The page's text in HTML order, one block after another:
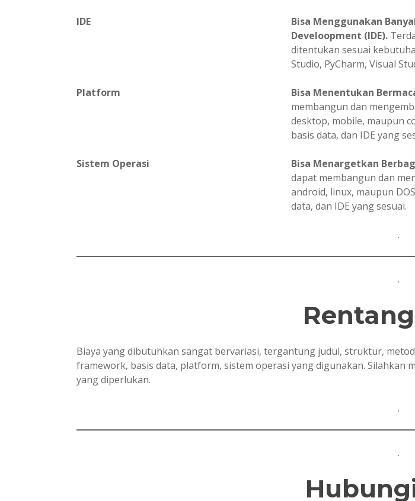
IDE
Bisa Menggunakan
Develoopment (IDE).
ditentukan sesuai
Studio, PyCharm, Visual
Platform Bisa Menentukan
membangun dan
desktop, mobile, maupun
basis data, dan IDE yang
Sistem Operasi Bisa Menargetkan
dapat membangun dan
android, linux, maupun
data, dan IDE yang sesuai.
.
.
Biaya yang dibutuhkan sangat bervariasi, tergantung judul, struktur,
framework, basis data, platform, sistem operasi yang digunakan.
yang diperlukan.
.
.